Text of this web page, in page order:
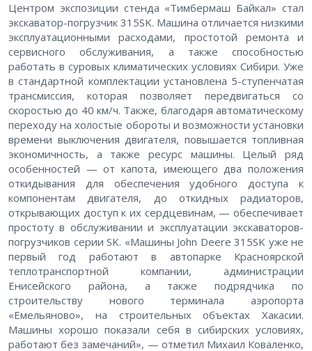
Центром экспозиции стенда «Тимбермаш Байкал» стал
экскаватор-погрузчик 315SK. Машина отличается низкими
эксплуатационными расходами, простотой ремонта и
сервисного обслуживания, а также способностью
работать в суровых климатических условиях Сибири. Уже
в стандартной комплектации установлена 5-ступенчатая
трансмиссия, которая позволяет передвигаться со
скоростью до 40 км/ч. Также, благодаря автоматическому
переходу на холостые обороты и возможности установки
времени выключения двигателя, повышается топливная
экономичность, а также ресурс машины. Целый ряд
особенностей — от капота, имеющего два положения
откидывания для обеспечения удобного доступа к
компонентам двигателя, до откидных радиаторов,
открывающих доступ к их сердцевинам, — обеспечивает
простоту в обслуживании и эксплуатации экскаваторов-
погрузчиков серии SK. «Машины John Deere 315SK уже не
первый год работают в автопарке Красноярской
теплотранспортной компании, администрации
Енисейского района, а также подрядчика по
строительству нового терминала аэропорта
«Емельяново», на строительных объектах Хакасии.
Машины хорошо показали себя в сибирских условиях,
работают без замечаний», — отметил Михаил Коваленко,